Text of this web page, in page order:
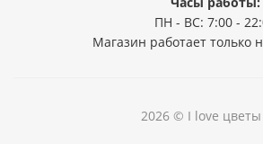
ПН - ВС: 7:00 -
Магазин работает только
2026 © I love цветы